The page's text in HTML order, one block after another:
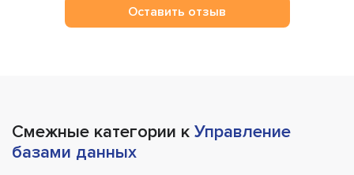
Оставить отзыв
Смежные категории к Управление
базами данных